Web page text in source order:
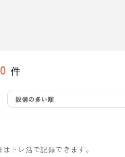
0 件
設備の多い順
トレ活で記録できます。